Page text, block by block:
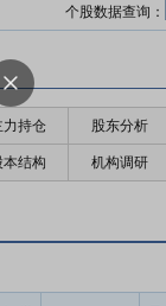
个股数据查询：
力持仓 股东分析
本结构 机构调研